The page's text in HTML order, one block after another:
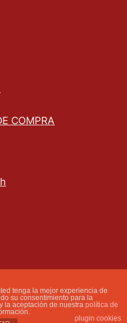
COMPRA
tenga la mejor experiencia de
su consentimiento para la
la aceptación de nuestra política de
plugin cookies